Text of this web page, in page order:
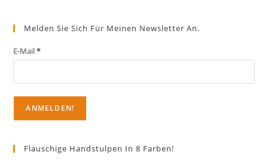
können
Melden Sie Sich Für Meinen Newsletter An.
E-Mail*
Flauschige Handstulpen In 8 Farben!